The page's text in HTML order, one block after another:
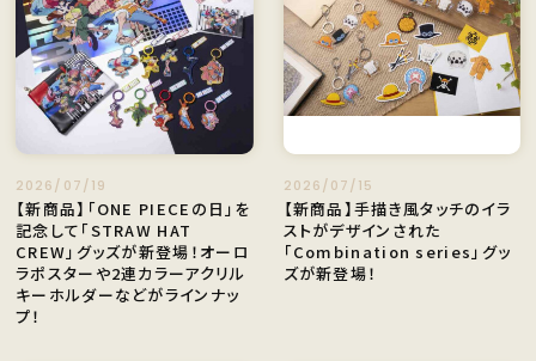
2026/07/19
【新商品】「ONE PIECEの日」を
記念して「STRAW HAT
CREW」グッズが新登場！オーロ
ラポスターや2連カラーアクリル
キーホルダーなどがラインナッ
プ！
2026/07/15
【新商品】手描き風タッチのイラ
ストがデザインされた
「Combination series」グッ
ズが新登場！